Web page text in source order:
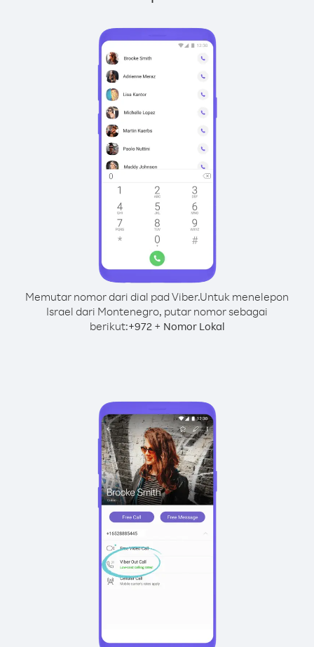
Memutar nomor dari dial pad Viber.Untuk menelepon
Israel dari Montenegro, putar nomor sebagai
berikut:+972+ Nomor Lokal